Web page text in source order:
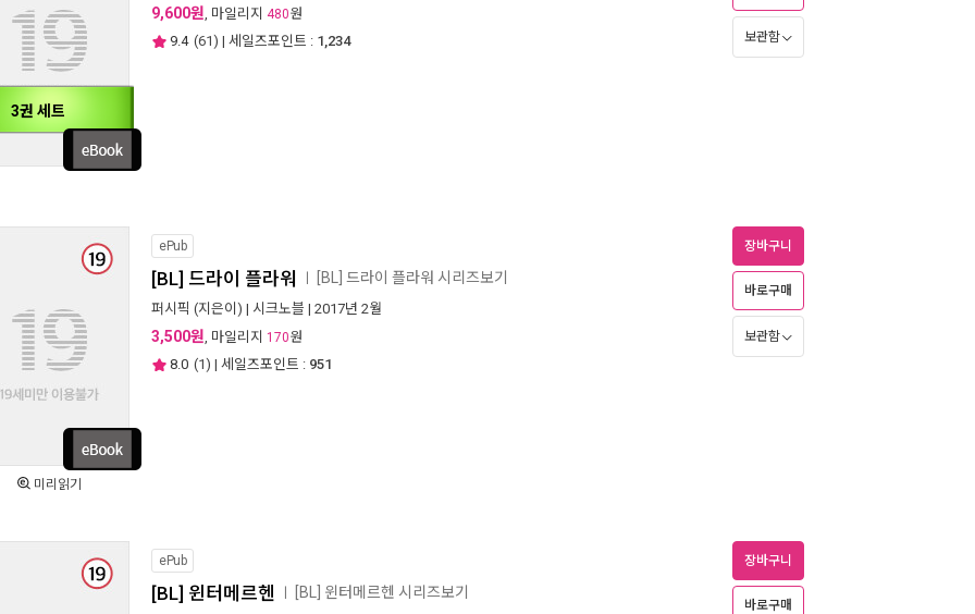
3권 세트
9,600원, 마일리지 480원
9.4 (61) | 세일즈포인트 : 1,234 보관함
미리읽기
ePub
[BL] 드라이 플라워 [BL] 드라이 플라워 시리즈보기
퍼시픽 (지은이) | 시크노블 | 2017년 2월
3,500원, 마일리지 170원
8.0 (1) | 세일즈포인트 : 951
장바구니
바로구매
보관함
ePub
[BL] 윈터메르헨 [BL] 윈터메르헨 시리즈보기
장바구니
바로구매